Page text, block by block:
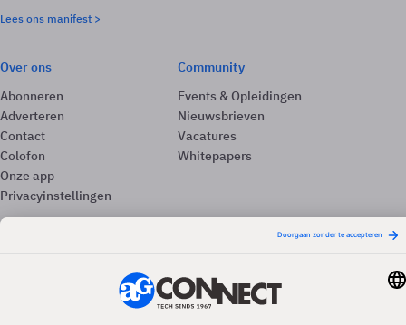
Lees ons manifest >
Over ons
Abonneren
Adverteren
Contact
Colofon
Onze app
Privacyinstellingen
Community
Events & Opleidingen
Nieuwsbrieven
Vacatures
Whitepapers